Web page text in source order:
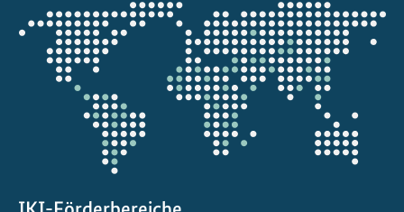
Öffnet
die
Projektkarte